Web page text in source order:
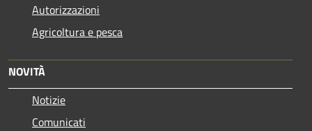
Autorizzazioni
Agricoltura e pesca
NOVITÀ
Notizie
Comunicati